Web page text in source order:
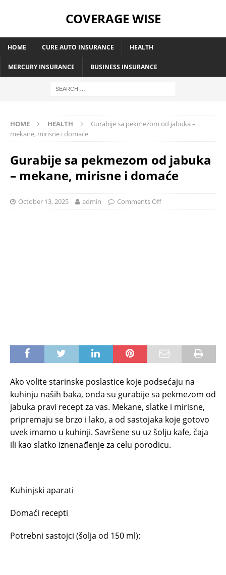
COVERAGE WISE
HOME CURE AUTO INSURANCE HEALTH
MERCURY INSURANCE BUSINESS INSURANCE
HOME HEALTH
Gurabije sa pekmezom od jabuka –
mekane, mirisne i domaće
Gurabije sa pekmezom od jabuka
– mekane, mirisne i domaće
October 13, 2025 admin Comments Off
Ako volite starinske poslastice koje podsećaju na
kuhinju naših baka, onda su gurabije sa pekmezom od
jabuka pravi recept za vas. Mekane, slatke i mirisne,
pripremaju se brzo i lako, a od sastojaka koje gotovo
uvek imamo u kuhinji. Savršene su uz šolju kafe, čaja
ili kao slatko iznenađenje za celu porodicu.
Kuhinjski aparati
Domaći recepti
Potrebni sastojci (šolja od 150 ml):